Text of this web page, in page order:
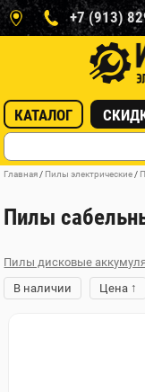
+7 (913)
КАТАЛОГ
Главная / Пилы электрические /
Пилы
Пилы дисковые
В наличии
Цена ↑